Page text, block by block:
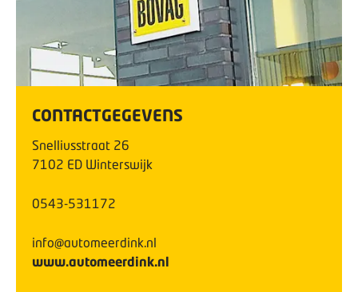
CONTACTGEGEVENS
Snelliusstraat 26
7102 ED Winterswijk
0543-531172
info@automeerdink.nl
www.automeerdink.nl